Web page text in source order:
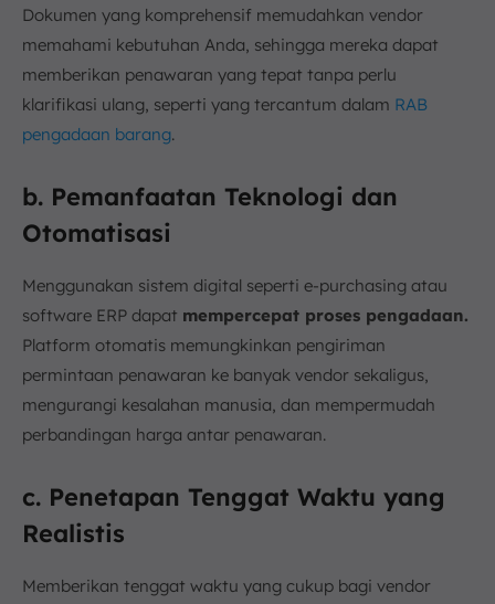
Dokumen yang komprehensif memudahkan vendor
memahami kebutuhan Anda, sehingga mereka dapat
memberikan penawaran yang tepat tanpa perlu
klarifikasi ulang, seperti yang tercantum dalam RAB
pengadaan barang.
b. Pemanfaatan Teknologi dan
Otomatisasi
Menggunakan sistem digital seperti e-purchasing atau
software ERP dapat mempercepat proses pengadaan.
Platform otomatis memungkinkan pengiriman
permintaan penawaran ke banyak vendor sekaligus,
mengurangi kesalahan manusia, dan mempermudah
perbandingan harga antar penawaran.
c. Penetapan Tenggat Waktu yang
Realistis
Memberikan tenggat waktu yang cukup bagi vendor